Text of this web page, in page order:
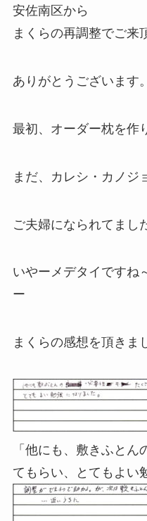
安佐南区から
まくらの再調整でご来
ありがとうございます。
最初、オーダー枕を作
まだ、カレシ・カノジ
ご夫婦になられてまし
いやーメデタイですね
ー
まくらの感想を頂きま
「他にも、敷きふとん
てもらい、とてもよい